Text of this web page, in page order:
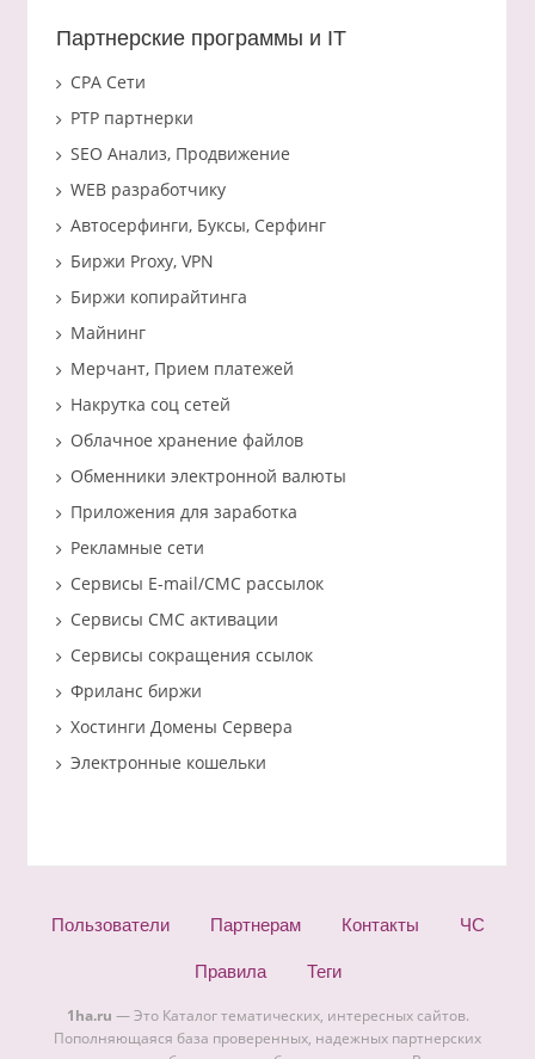
Партнерские программы и IT
CPA Сети
PTP партнерки
SEO Анализ, Продвижение
WEB разработчику
Автосерфинги, Буксы, Серфинг
Биржи Proxy, VPN
Биржи копирайтинга
Майнинг
Мерчант, Прием платежей
Накрутка соц сетей
Облачное хранение файлов
Обменники электронной валюты
Приложения для заработка
Рекламные сети
Сервисы E-mail/СМС рассылок
Сервисы СМС активации
Сервисы сокращения ссылок
Фриланс биржи
Хостинги Домены Сервера
Электронные кошельки
Пользователи Партнерам Контакты ЧС
Правила Теги
1ha.ru — Это Каталог тематических, интересных сайтов.
Пополняющаяся база проверенных, надежных партнерских